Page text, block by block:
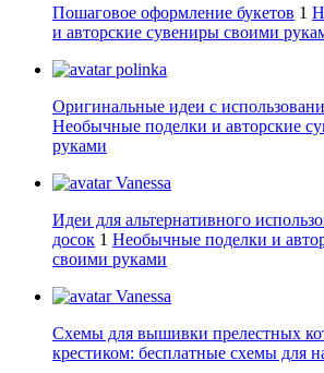
Пошаговое оформление букетов 1
и авторские сувениры своими
polinka
Оригинальные идеи с
Необычные поделки и авторские
руками
Vanessa
Идеи для альтернативного
досок 1 Необычные поделки и
своими руками
Vanessa
Схемы для вышивки прелестных
крестиком: бесплатные схемы для